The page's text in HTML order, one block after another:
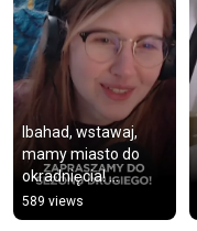
Ibahad, wstawaj,
mamy miasto do
okradnięcia!
#śmieszne #rpgpl
589 views